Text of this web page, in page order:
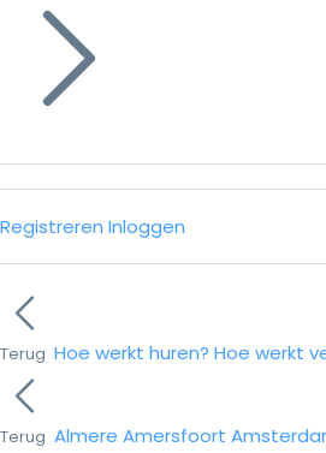
Registreren Inloggen
Terug Hoe werkt huren? Hoe werkt
Terug Almere Amersfoort